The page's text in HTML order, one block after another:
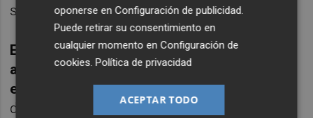
son enormes.
El sector se caracteriza en la Región por la
alta tecnificación de las fabricantes y de la
empresas auxiliares.Su potencial de
despegue está ligado a las líneas de
oponerse enConfiguración de publicidad
Puede retirar su consentimiento en
cualquier momento enConfiguración de
cookies .Política de privacidad
ACEPTAR TODO